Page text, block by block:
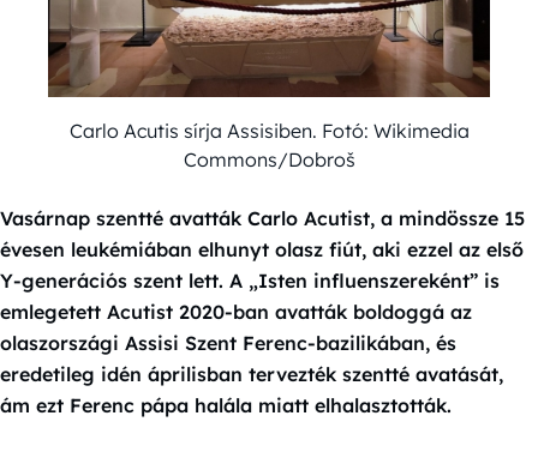
Carlo Acutis sírja Assisiben. Fotó: Wikimedia
Commons/Dobroš
Vasárnap szentté avatták Carlo Acutist, a mindössze 15
évesen leukémiában elhunyt olasz fiút, aki ezzel az első
Y-generációs szent lett. A „Isten influenszereként” is
emlegetett Acutist 2020-ban avatták boldoggá az
olaszországi Assisi Szent Ferenc-bazilikában, és
eredetileg idén áprilisban tervezték szentté avatását,
ám ezt Ferenc pápa halála miatt elhalasztották.